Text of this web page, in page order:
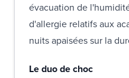
évacuation de
d'allergie relatifs aux
nuits apaisées sur la
Le duo de choc